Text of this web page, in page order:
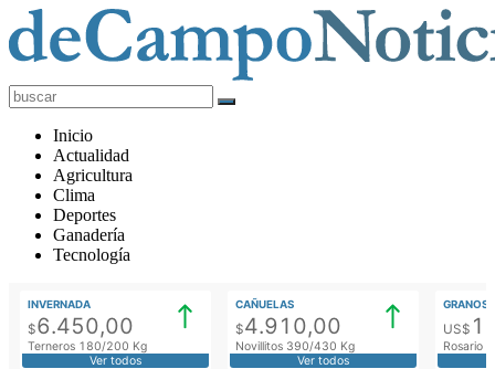
deCampoNoticias
Actualidad
Agropecuaria
Inicio
Actualidad
Agricultura
Clima
Deportes
Ganadería
Tecnología
INVERNADA
$6.450,00
Terneros 180/200 Kg
Ver todos
CAÑUELAS
$4.910,00
Novillitos 390/430 Kg
Ver todos
GRANOS
US$
Rosario